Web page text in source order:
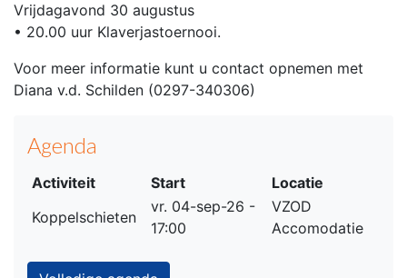
Vrijdagavond 30 augustus
• 20.00 uur Klaverjastoernooi.
Voor meer informatie kunt u contact opnemen met
Diana v.d. Schilden (0297-340306)
Agenda
Activiteit Start
Locatie
Koppelschieten
vr. 04-sep-26 -
17:00
VZOD
Accomodatie